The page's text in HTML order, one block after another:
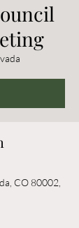
CO 80002,